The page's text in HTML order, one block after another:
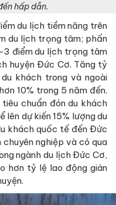
hấp dẫn.
du lịch tiềm năng trên
du lịch trọng tâm; phấn
điểm du lịch trọng tâm
huyện Đức Cơ. Tăng tỷ
khách trong và ngoài
10% trong 5 năm đến.
chuẩn đón du khách
dự kiến 15% lượng du
khách quốc tế đến Đức
nghiệp và có qua
ngành du lịch Đức Cơ,
hơn tỷ lệ lao động gián